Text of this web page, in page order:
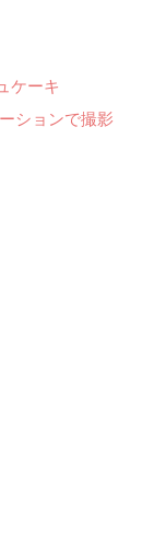
ケーキ
ションで撮影